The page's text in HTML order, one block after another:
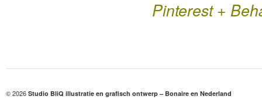
Pinterest+
© 2026 Studio BliQ illustratie en grafisch ontwerp – Bonaire en Nederland